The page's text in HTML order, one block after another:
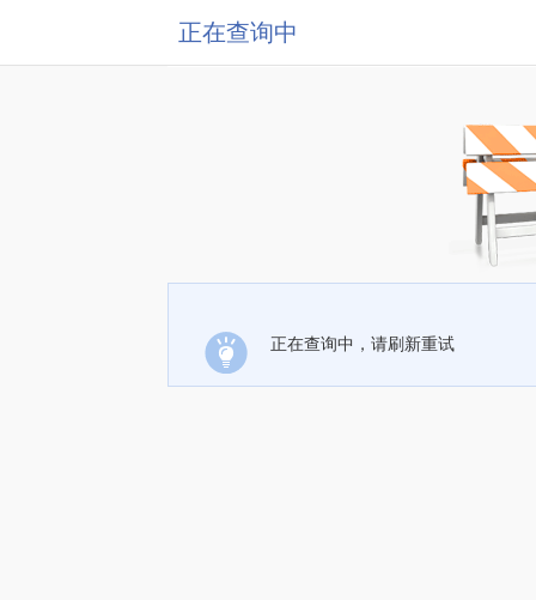
正在查询中
正在查询中，请刷新重试